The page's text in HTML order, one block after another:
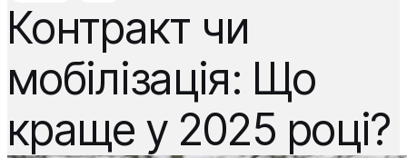
Контракт чи
мобілізація: Що
краще у 2025 році?